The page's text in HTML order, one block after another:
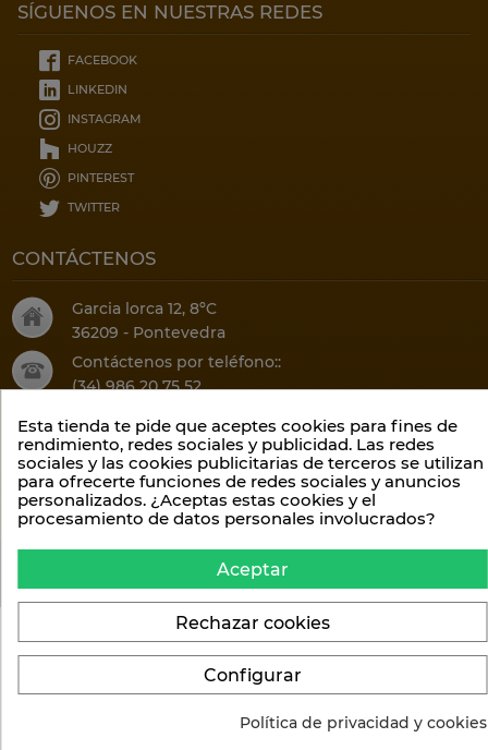
SÍGUENOS EN NUESTRAS REDES
FACEBOOK
LINKEDIN
INSTAGRAM
HOUZZ
PINTEREST
TWITTER
CONTÁCTENOS
Garcia lorca 12, 8ºC
36209 - Pontevedra
Contáctenos por teléfono::
(34) 986 20 75 52
info@climalis.com
Esta tienda te pide que aceptes cookies para fines de
rendimiento, redes sociales y publicidad. Las redes
sociales y las cookies publicitarias de terceros se utilizan
para ofrecerte funciones de redes sociales y anuncios
personalizados. ¿Aceptas estas cookies y el
procesamiento de datos personales involucrados?
Aceptar
Rechazar cookies
Configurar
Política de privacidad y cookies